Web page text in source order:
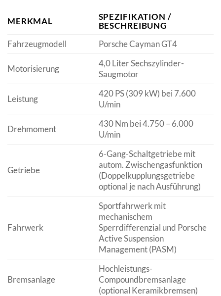
MERKMAL
SPEZIFIKATION /
BESCHREIBUNG
Fahrzeugmodell
Porsche Cayman GT4
Motorisierung
4,0 Liter Sechszylinder-
Saugmotor
Leistung
420 PS (309 kW) bei 7.600
U/min
Drehmoment
430 Nm bei 4.750 – 6.000
U/min
Getriebe
6-Gang-Schaltgetriebe mit
autom. Zwischengasfunktion
(Doppelkupplungsgetriebe
optional je nach Ausführung)
Fahrwerk
Sportfahrwerk mit
mechanischem
Sperrdifferenzial und Porsche
Active Suspension
Management (PASM)
Bremsanlage
Hochleistungs-
Compoundbremsanlage
(optional Keramikbremsen)